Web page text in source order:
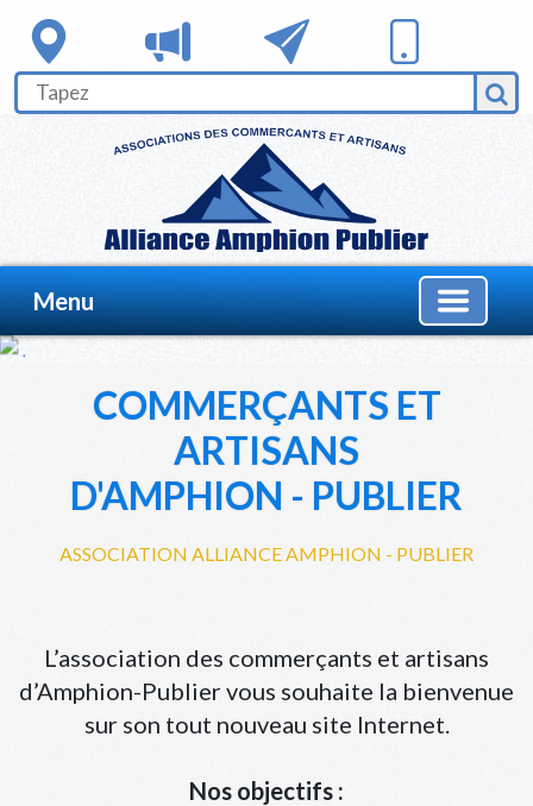
Menu
COMMERÇANTS ET
ARTISANS
D'AMPHION - PUBLIER
ASSOCIATION ALLIANCE AMPHION - PUBLIER
L’association des commerçants et artisans
d’Amphion-Publier vous souhaite la bienvenue
sur son tout nouveau site Internet.
Nos objectifs :